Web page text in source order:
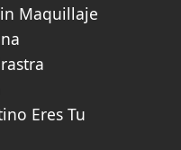
Maquillaje
Eres Tu